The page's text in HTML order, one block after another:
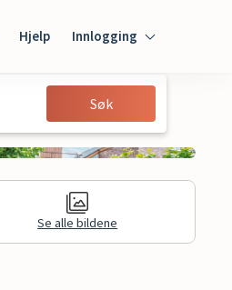
Hjelp Innlogging
Innlogging
Gjest
Søk
Se alle bildene